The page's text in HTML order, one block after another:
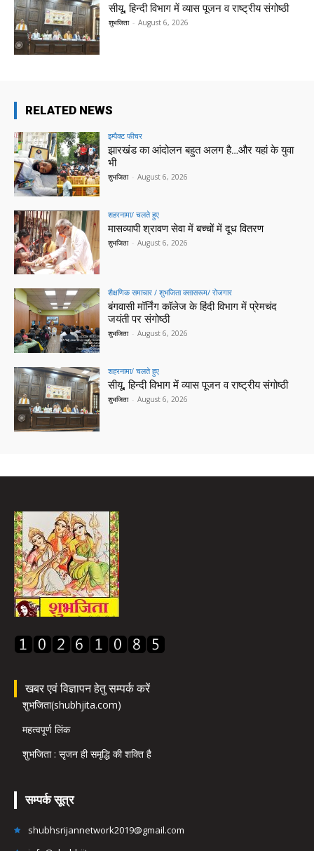
सीयू, हिन्दी विभाग में व्यास पूजन व राष्ट्रीय संगोष्ठी
शुभजिता - August 6, 2026
RELATED NEWS
इम्पैक्ट फीचर
झारखंड का आंदोलन बहुत अलग है…और यहां के युवा
भी
शुभजिता - August 6, 2026
शहरनामा/ चलते हुए
मासव्यापी श्रावण सेवा में बच्चों में दूध वितरण
शुभजिता - August 6, 2026
शैक्षणिक समाचार / शुभजिता क्सासरूम/ रोजगार
बंगवासी मॉर्निंग कॉलेज के हिंदी विभाग में प्रेमचंद
जयंती पर संगोष्ठी
शुभजिता - August 6, 2026
शहरनामा/ चलते हुए
सीयू, हिन्दी विभाग में व्यास पूजन व राष्ट्रीय संगोष्ठी
शुभजिता - August 6, 2026
खबर एवं विज्ञापन हेतु सम्पर्क करें
शुभजिता(shubhjita.com)
महत्वपूर्ण लिंक
शुभजिता : सृजन ही समृद्धि की शक्ति है
सम्पर्क सूत्र
shubhsrijannetwork2019@gmail.com